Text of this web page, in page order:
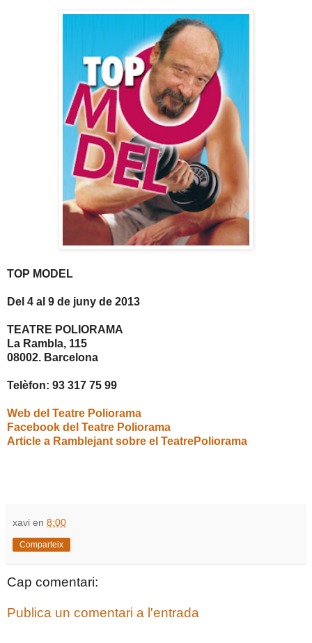
TOP MODEL
Del 4 al 9 de juny de 2013
TEATRE POLIORAMA
La Rambla, 115
08002. Barcelona
Telèfon: 93 317 75 99
Web del Teatre Poliorama
Facebook del Teatre Poliorama
Article a Ramblejant sobre el TeatrePoliorama
xavi en 8:00
Comparteix
Cap comentari:
Publica un comentari a l'entrada